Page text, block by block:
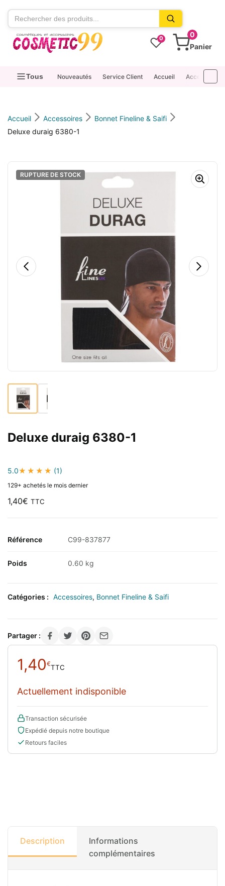
contenu
0
0
Panier
Tous Nouveautés Service Client Accueil Accessoires
Accueil Accessoires
Bonnet Fineline & Saifi
Deluxe duraig 6380-1
RUPTURE DE STOCK
Deluxe duraig 6380-1
5.0 (1)
129+ achetés le mois dernier
1,40€ TTC
Référence C99-837877
Poids 0.60 kg
Catégories : Accessoires, Bonnet Fineline & Saifi
Partager :
1,40€TTC
Actuellement indisponible
Transaction sécurisée
Expédié depuis notre boutique
Retours faciles
Description
Informations
complémentaires